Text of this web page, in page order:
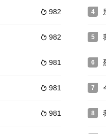
 982
 982
 981
 981
 981
4
5
6
7
8